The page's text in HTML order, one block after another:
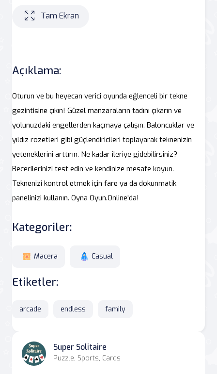
Tam Ekran
Açıklama:
Oturun ve bu heyecan verici oyunda eğlenceli bir tekne
gezintisine çıkın! Güzel manzaraların tadını çıkarın ve
yolunuzdaki engellerden kaçmaya çalışın. Baloncuklar ve
yıldız rozetleri gibi güçlendiricileri toplayarak teknenizin
yeteneklerini arttırın. Ne kadar ileriye gidebilirsiniz?
Becerilerinizi test edin ve kendinize mesafe koyun.
Teknenizi kontrol etmek için fare ya da dokunmatik
panelinizi kullanın. Oyna Oyun.Online'da!
Kategoriler:
Macera Casual
Etiketler:
arcade endless family
Super Solitaire
Puzzle, Sports, Cards